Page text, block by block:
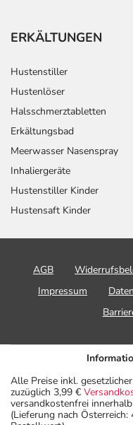
ERKÄLTUNGEN
Hustenstiller
Hustenlöser
Halsschmerztabletten
Erkältungsbad
Meerwasser Nasenspray
Inhaliergeräte
Hustenstiller Kinder
Hustensaft Kinder
AGB
Impressum
Alle Preise inkl.
zuzüglich 3,99 €
versandkostenfrei
(Lieferung nach